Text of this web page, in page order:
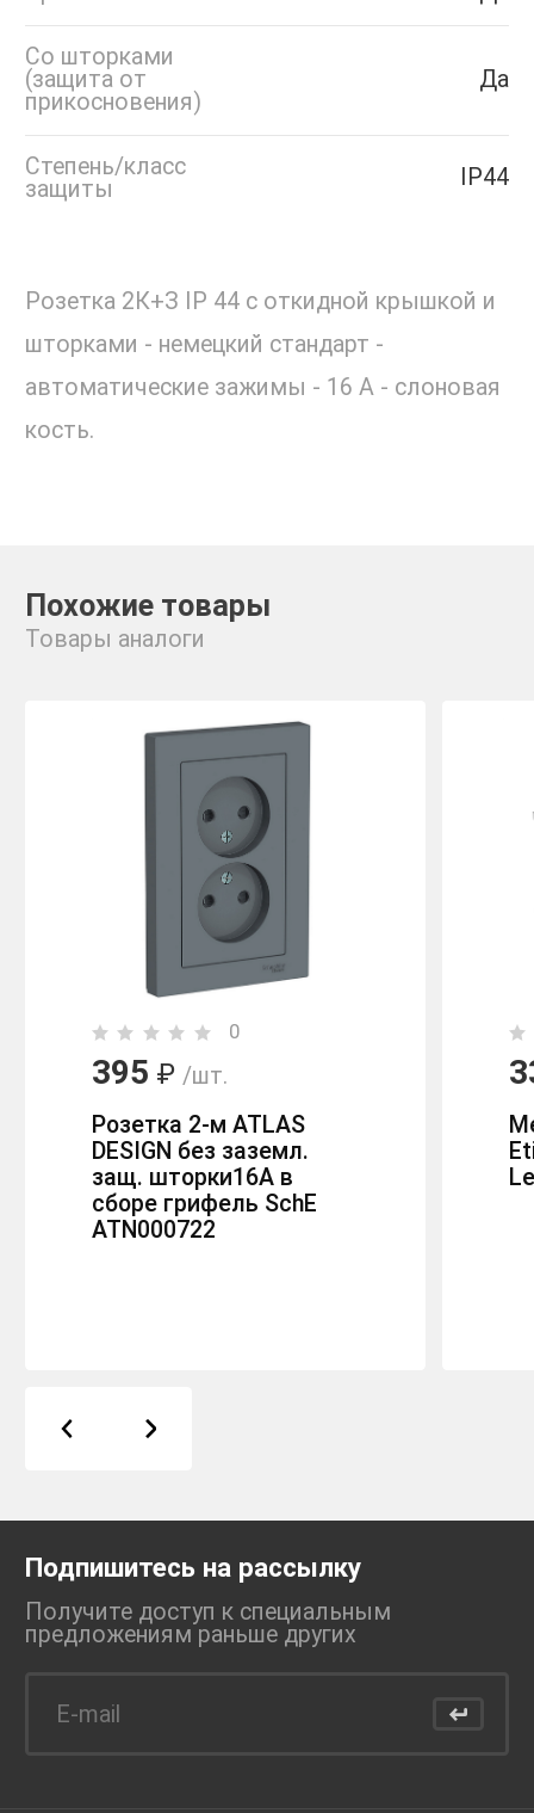
Со шторками
(защита от
прикосновения)
Да
Степень/класс
защиты
IP44
Розетка 2К+З IP 44 с откидной крышкой и
шторками - немецкий стандарт -
автоматические зажимы - 16 А - слоновая
кость.
Похожие товары
Товары аналоги
0
395 ₽ /шт.
Розетка 2-м ATLAS
DESIGN без заземл.
защ. шторки16А в
сборе грифель SchE
ATN000722
Подпишитесь на рассылку
Получите доступ к специальным
предложениям раньше других